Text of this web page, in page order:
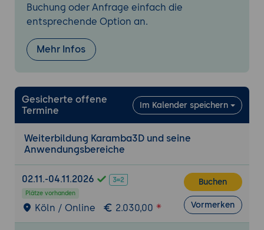
Materialeigenschaften.
Datenvisualisierung: Darstellung von
Verformungen, Schnittkräften und
Spannungen direkt im Modell.
Visualisierung der Auswirkungen.
Praxisübung 1: Tragwerksanalyse einer
parametrischen Struktur
Ziel der Übung:Die Teilnehmenden
definieren ein parametrisches Tragwerk
und führen eine Tragwerksanalyse durch.
Projektbeschreibung:
Entwicklung eines
Tragwerksmodells basierend auf einer
Freiformgeometrie.
Buchung oder Anfrage einfach die
entsprechende Option an.
Mehr Infos
Gesicherte offene
Termine
Im Kalender speichern
Weiterbildung Karamba3D und seine
Anwendungsbereiche
02.11.-04.11.2026
Plätze vorhanden
Köln / Online 2.030,00
Buchen
Vormerken